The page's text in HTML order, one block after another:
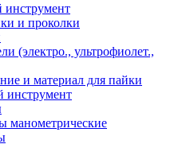
инструмент
и проколки
(электро., ультрофиолет.,
и материал для пайки
инструмент
манометрические